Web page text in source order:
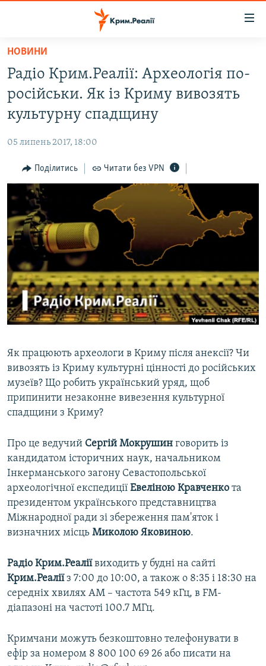
Перейти
основного
матеріалу
Перейти
до
основної
Перейти
до
пошуку
ВОДА.КРИМ
ВІДЕО ТА ФОТО
БЛОГИ
ПОГЛЯД
ІНТЕРВ'Ю
ВСЕ ЗА ДЕНЬ
СПЕЦПРОЕКТИ
ДЕПОРТАЦІЯ
ВІДЕОУРОКИ «ELIFBE»
СВІДЧЕННЯ ОКУПАЦІЇ
УКРАЇНСЬКА ПРОБЛЕМА КРИМУ
ЯК ОБІЙТИ БЛОКУВАННЯ
Русский
Qırımtatar
Усі сайти RFE/RL
НОВИНИ
Радіо Крим.Реалії: Археологія по-
російськи. Як із Криму вивозять
культурну спадщину
05 липень 2017, 18:00
Поділитись Читати без VPN
Як працюють археологи в Криму після анексії? Чи
вивозять із Криму культурні цінності до російських
музеїв? Що робить український уряд, щоб
припинити незаконне вивезення культурної
спадщини з Криму?
Про це ведучий Сергій Мокрушин говорить із
кандидатом історичних наук, начальником
Інкерманського загону Севастопольської
археологічної експедиції Евеліною Кравченко та
президентом українського представництва
Міжнародної ради зі збереження пам'яток і
визначних місць Миколою Яковиною.
Радіо Крим.Реаліївиходить у будні на сайті
Крим.Реаліїз 7:00 до 10:00, а також о 8:35 і 18:30 на
середніх хвилях АМ – частота 549 кГц, в FM-
діапазоні на частоті 100.7 МГц.
Кримчани можуть безкоштовно телефонувати в
ефір за номером 8 800 100 69 26 або писати на